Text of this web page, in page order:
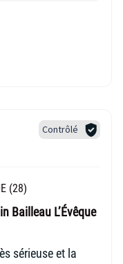
Contrôlé
(28)
Bailleau L’Évêque
sérieuse et la